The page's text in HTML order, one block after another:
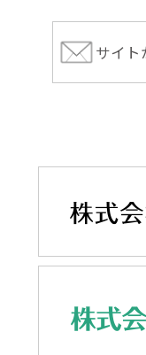
サイト